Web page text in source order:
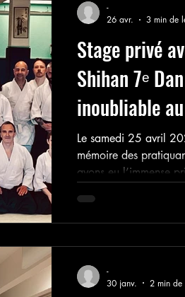
Stage privé
Shihan 7ᵉ
inoubliable
Le samedi 25 avril
mémoire des
avons eu l’immense
exceptionnel. Un
toutes ses promesses.
-
26 avr.
3 min de
-
30 janv.
2 min de